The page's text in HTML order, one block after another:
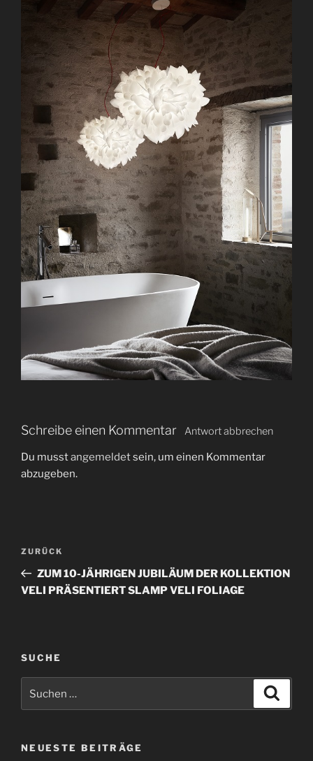
Schreibe einen Kommentar Antwort abbrechen
Du musstangemeldetsein, um einen Kommentar
abzugeben.
i
g
s
V
o
r
i
i
ZURÜCK
ZUM 10-JÄHRIGEN JUBILÄUM DER KOLLEKTION
VELI PRÄSENTIERT SLAMP VELI FOLIAGE
SUCHE
e
c
NEUESTE BEITRÄGE